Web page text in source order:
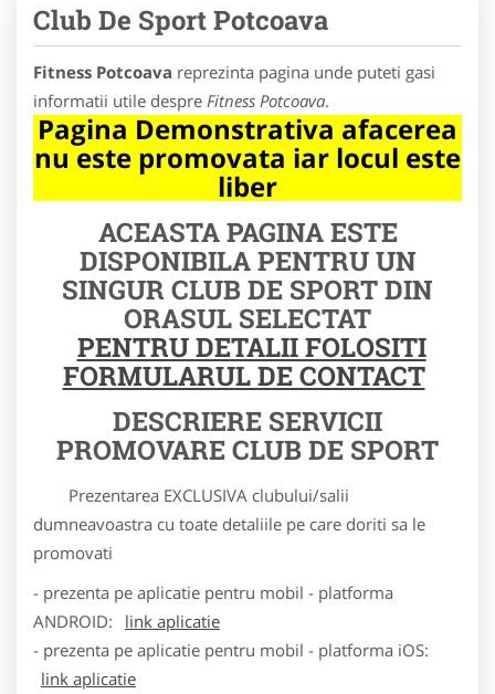
Club De Sport Potcoava
Fitness Potcoava reprezinta pagina unde puteti gasi
informatii utile despre Fitness Potcoava.
Pagina Demonstrativa afacerea
nu este promovata iar locul este
liber
ACEASTA PAGINA ESTE
DISPONIBILA PENTRU UN
SINGUR CLUB DE SPORT DIN
ORASUL SELECTAT
PENTRU DETALII FOLOSITI
FORMULARUL DE CONTACT
DESCRIERE SERVICII
PROMOVARE CLUB DE SPORT
Prezentarea EXCLUSIVA clubului/salii
dumneavoastra cu toate detaliile pe care doriti sa le
promovati
- prezenta pe aplicatie pentru mobil - platforma
ANDROID:
link aplicatie
- prezenta pe aplicatie pentru mobil - platforma iOS:
link aplicatie